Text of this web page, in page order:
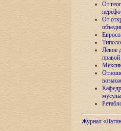
От
От
Левое
Журнал